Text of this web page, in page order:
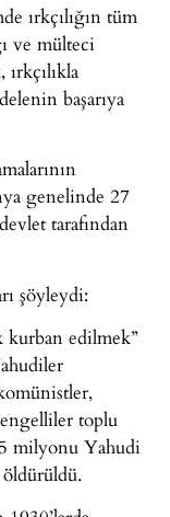
ırkçılığın tüm
ve mülteci
başarıya
genelinde 27
tarafından
şöyleydi:
kurban edilmek”
toplu
milyonu Yahudi